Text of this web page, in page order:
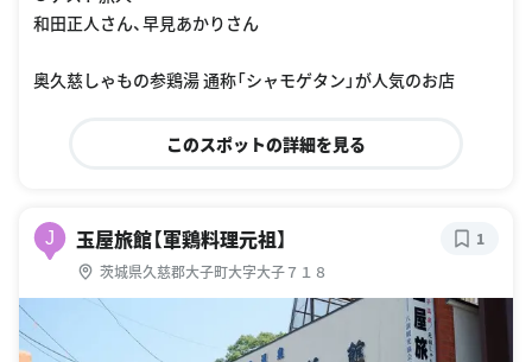
和田正人さん、早見あかりさん
奥久慈しゃもの参鶏湯 通称「シャモゲタン」が人気のお店
このスポットの詳細を見る
J 玉屋旅館【軍鶏料理元祖】
茨城県久慈郡大子町大字大子７１８
1